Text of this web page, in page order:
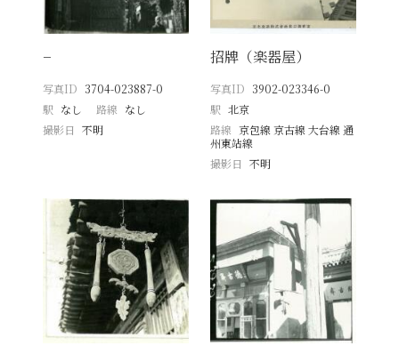
−
写真ID 3704-023887-0
駅 なし 路線 なし
撮影日
不明
招牌（楽器屋）
写真ID 3902-023346-0
駅 北京
路線 京包線 京古線 大台線 通
州東站線
撮影日 不明